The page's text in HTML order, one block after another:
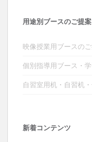
用途別ブースのご提案
映像授業用ブースの
個別指導用ブース・
自習室用机・自習机
新着コンテンツ